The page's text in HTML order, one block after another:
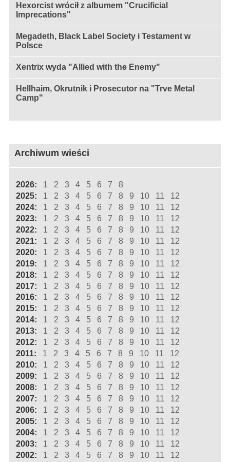
Hexorcist wrócił z albumem "Crucificial
Imprecations"
Megadeth, Black Label Society i Testament w
Polsce
Xentrix wyda "Allied with the Enemy"
Hellhaim, Okrutnik i Prosecutor na "Trve Metal
Camp"
Archiwum wieści
2026: 1 2 3 4 5 6 7
8
2025:
1 2 3 4 5 6 7 8 9 10 11
12
2024:
1 2 3 4 5 6 7 8 9 10 11
12
2023:
1 2 3 4 5 6 7 8 9 10 11
12
2022:
1 2 3 4 5 6 7 8 9 10 11
12
2021:
1 2 3 4 5 6 7 8 9 10 11
12
2020:
1 2 3 4 5 6 7 8 9 10 11
12
2019:
1 2 3 4 5 6 7 8 9 10 11
12
2018:
1 2 3 4 5 6 7 8 9 10 11
12
2017:
1 2 3 4 5 6 7 8 9 10 11
12
2016:
1 2 3 4 5 6 7 8 9 10 11
12
2015:
1 2 3 4 5 6 7 8 9 10 11
12
2014:
1 2 3 4 5 6 7 8 9 10 11
12
2013:
1 2 3 4 5 6 7 8 9 10 11
12
2012:
1 2 3 4 5 6 7 8 9 10 11
12
2011:
1 2 3 4 5 6 7 8 9 10 11
12
2010:
1 2 3 4 5 6 7 8 9 10 11
12
2009:
1 2 3 4 5 6 7 8 9 10 11
12
2008:
1 2 3 4 5 6 7 8 9 10 11
12
2007:
1 2 3 4 5 6 7 8 9 10 11
12
2006:
1 2 3 4 5 6 7 8 9 10 11
12
2005:
1 2 3 4 5 6 7 8 9 10 11
12
2004:
1 2 3 4 5 6 7 8 9 10 11
12
2003:
1 2 3 4 5 6 7 8 9 10 11
12
2002:
1 2 3 4 5 6 7 8 9 10 11 12